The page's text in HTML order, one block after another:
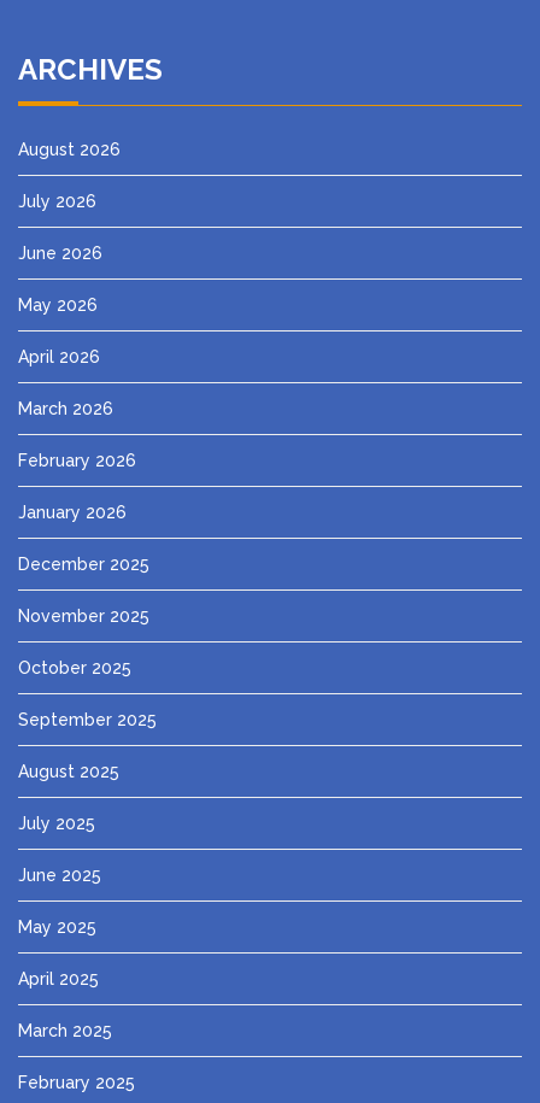
ARCHIVES
August 2026
July 2026
June 2026
May 2026
April 2026
March 2026
February 2026
January 2026
December 2025
November 2025
October 2025
September 2025
August 2025
July 2025
June 2025
May 2025
April 2025
March 2025
February 2025